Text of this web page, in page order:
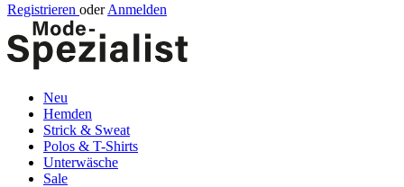
Registrieren oder Anmelden
Neu
Hemden
Strick & Sweat
Polos & T-Shirts
Unterwäsche
Sale